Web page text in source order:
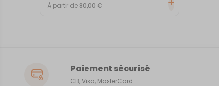
À partir de 80,00€
Paiement sécurisé
CB, Visa, MasterCard